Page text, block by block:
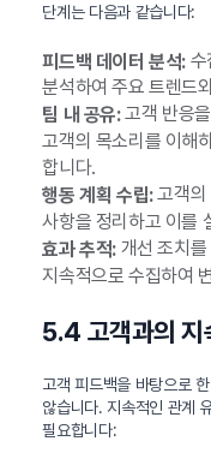
단계는 다음과 같습니다:
피드백 데이터 분석:수
분석하여 주요 트렌드
팀 내 공유:고객 반응
고객의 목소리를 이해
합니다.
행동 계획 수립:고객의
사항을 정리하고 이를
효과 추적:개선 조치를
지속적으로 수집하여
5.4 고객과의 지
고객 피드백을 바탕으로
않습니다. 지속적인 관계
필요합니다: